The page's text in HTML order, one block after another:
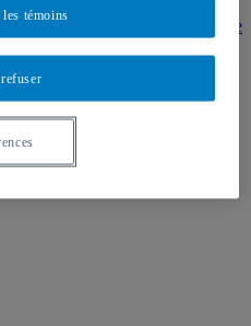
et développement local
et valorisation du patrimoine
et représentations
milieu urbain
et représentations
milieu urbain
témoins